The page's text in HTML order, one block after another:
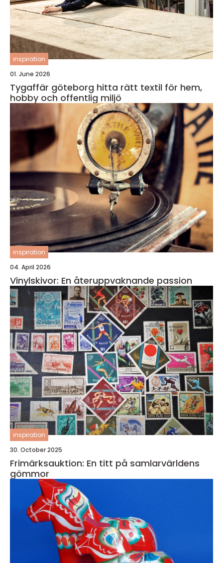
inspiration
01. June 2026
Tygaffär göteborg hitta rätt textil för hem,
hobby och offentlig miljö
inspiration
04. April 2026
Vinylskivor: En återuppvaknande passion
inspiration
30. October 2025
Frimärksauktion: En titt på samlarvärldens
gömmor